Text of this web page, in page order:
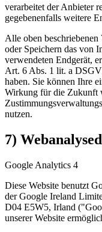
verarbeitet der Anbieter
gegebenenfalls weitere
Alle oben beschriebenen
oder Speichern das von
verwendeten Endgerät,
Art. 6 Abs. 1 lit. a
haben. Sie können Ihre
Wirkung für die Zukunft
nutzen.
7)
Google Analytics 4
Diese Website benutzt
der Google Ireland
D04 E5W5, Irland
unserer Website